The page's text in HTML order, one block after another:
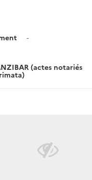
-
(actes notariés